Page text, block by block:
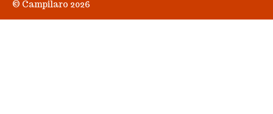
© Campilaro 2026